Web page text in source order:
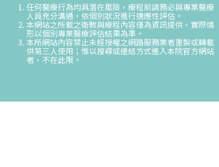
任何醫療行為均具潛在風險，療程前請務必與專業醫療
人員充分溝通，依個別狀況進行適應性評估。
本網站之所載之衛教與療程內容僅為資訊提供，實際情
形以個別專業醫療評估結果為準。
本所網站內容禁止未經授權之網路服務業者重製或轉載
供第三人使用；惟以搜尋或連結方式進入本院官方網站
者，不在此限。